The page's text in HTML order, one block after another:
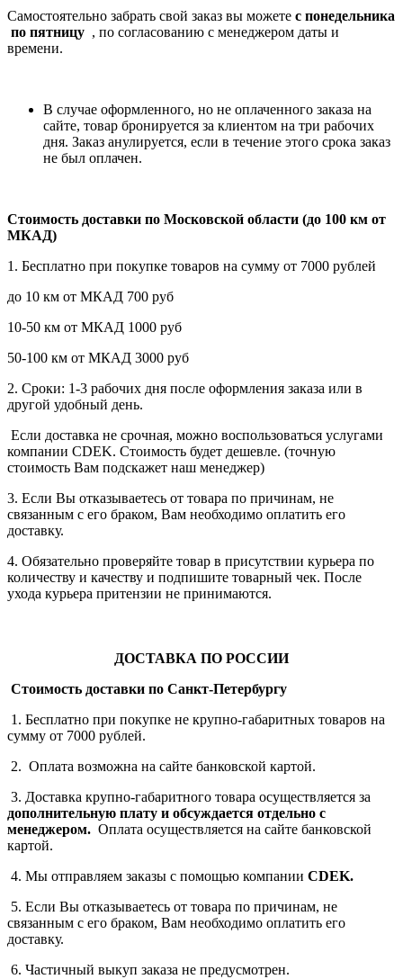
Самостоятельно забрать свой заказ вы можете c понедельника
по пятницу , по согласованию с менеджером даты и
времени.
В случае оформленного, но не оплаченного заказа на
сайте, товар бронируется за клиентом на три рабочих
дня. Заказ анулируется, если в течение этого срока заказ
не был оплачен.
Стоимость доставки по Московской области (до 100 км от
МКАД)
1. Бесплатно при покупке товаров на сумму от 7000 рублей
до 10 км от МКАД 700 руб
10-50 км от МКАД 1000 руб
50-100 км от МКАД 3000 руб
2. Сроки: 1-3 рабочих дня после оформления заказа или в
другой удобный день.
Если доставка не срочная, можно воспользоваться услугами
компании СDEK. Стоимость будет дешевле. (точную
стоимость Вам подскажет наш менеджер)
3. Если Вы отказываетесь от товара по причинам, не
связанным с его браком, Вам необходимо оплатить его
доставку.
4. Обязательно проверяйте товар в присутствии курьера по
количеству и качеству и подпишите товарный чек. После
ухода курьера притензии не принимаются.
ДОСТАВКА ПО РОССИИ
Стоимость доставки по Санкт-Петербургу
1. Бесплатно при покупке не крупно-габаритных товаров на
сумму от 7000 рублей.
2. Оплата возможна на сайте банковской картой.
3. Доставка крупно-габаритного товара осуществляется за
дополнительную плату и обсуждается отдельно с
менеджером. Оплата осуществляется на сайте банковской
картой.
4. Мы отправляем заказы с помощью компании СDEK.
5. Если Вы отказываетесь от товара по причинам, не
связанным с его браком, Вам необходимо оплатить его
доставку.
6. Частичный выкуп заказа не предусмотрен.